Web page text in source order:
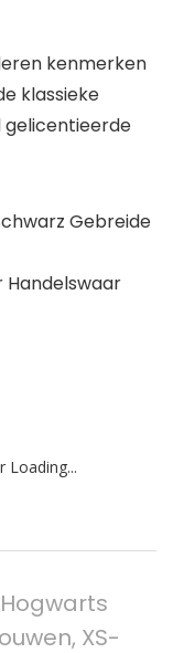
kenmerken
klassieke
Gebreide
Loading...
XS-